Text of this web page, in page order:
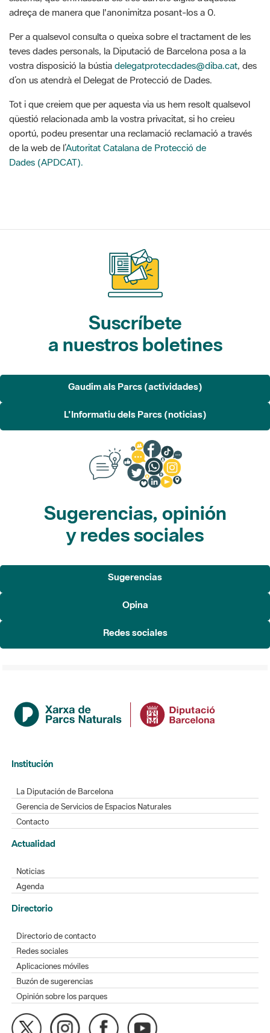
Per a qualsevol consulta o queixa sobre el tractament de les
teves dades personals, la Diputació de Barcelona posa a la
vostra disposició la bústia delegatprotecdades@diba.cat , des
d’on us atendrà el Delegat de Protecció de Dades.
Tot i que creiem que per aquesta via us hem resolt qualsevol
qüestió relacionada amb la vostra privacitat, si ho creieu
oportú, podeu presentar una reclamació reclamació a través
de la web de l’Autoritat Catalana de Protecció de
Dades (APDCAT).
Suscríbete
a nuestros boletines
L'Informatiu dels Parcs (noticias)
Sugerencias, opinión
y redes sociales
Opina
Redes sociales
La Diputación de Barcelona
Contacto
Actualidad
Noticias
Directorio
Directorio de contacto
Aplicaciones móviles
Buzón de sugerencias
Opinión sobre los parques
MAPA WEB AVISO LEGAL ACCESIBILIDAD